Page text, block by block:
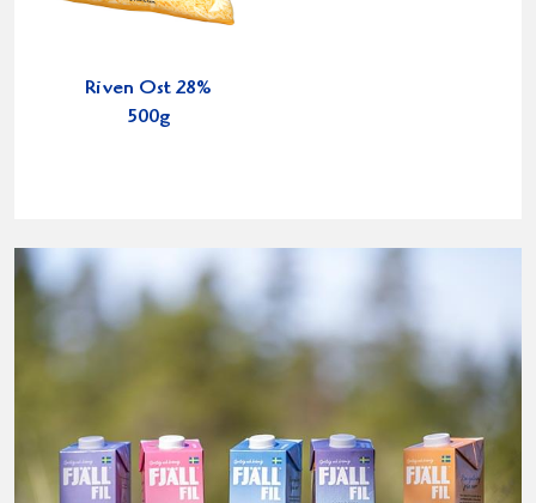
Riven Ost 28%
500g